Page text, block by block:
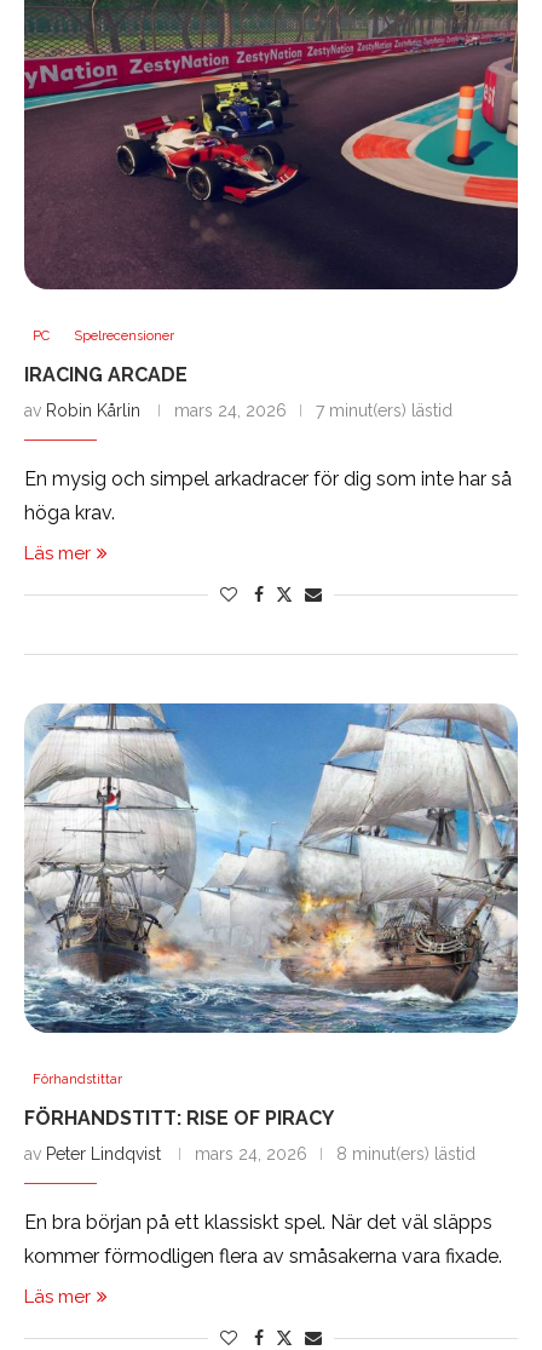
PC Spelrecensioner
IRACING ARCADE
av Robin Kårlin mars 24, 2026 7 minut(ers) lästid
En mysig och simpel arkadracer för dig som inte har så
höga krav.
Läs mer
Förhandstittar
FÖRHANDSTITT: RISE OF PIRACY
av Peter Lindqvist mars 24, 2026 8 minut(ers) lästid
En bra början på ett klassiskt spel. När det väl släpps
kommer förmodligen flera av småsakerna vara fixade.
Läs mer